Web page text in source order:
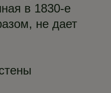
в 1830-е
не дает